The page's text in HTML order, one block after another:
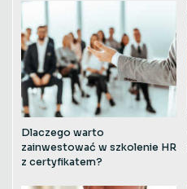
Dlaczego warto
zainwestować w szkolenie HR
z certyfikatem?